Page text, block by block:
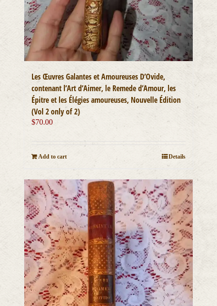
Les Œuvres Galantes et Amoureuses D’Ovide,
contenant l’Art d’Aimer, le Remede d’Amour, les
Épitre et les Élégies amoureuses, Nouvelle Édition
(Vol 2 only of 2)
$70.00
Add to cart Details